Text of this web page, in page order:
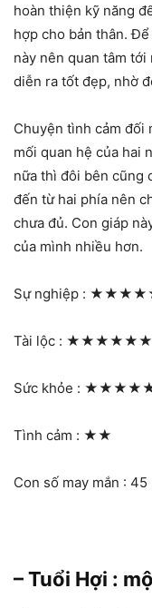
hoàn thiện kỹ năng
hợp cho bản thân.
này nên quan tâm
diễn ra tốt đẹp, nhờ
Chuyện tình cảm đối
mối quan hệ của hai
nữa thì đôi bên cũng
đến từ hai phía nên
chưa đủ. Con giáp
của mình nhiều hơn.
Sự nghiệp :
Tài lộc :
Sức khỏe :
Tình cảm : ★★
Con số may mắn : 45
– Tuổi Hợi :